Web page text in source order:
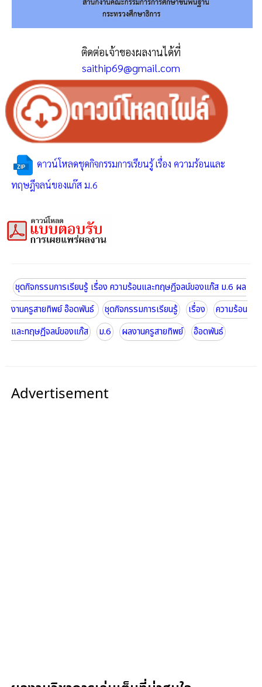
ติดต่อเจ้าของผลงานได้ที่
saithip69@gmail.com
ดาวน์โหลดชุดกิจกรรมการเรียนรู้ เรื่อง ความร้อนและ
ทฤษฎีจลน์ของแก๊ส ม.6
ชุดกิจกรรมการเรียนรู้ เรื่อง ความร้อนและทฤษฎีจลน์ของแก๊ส ม.6 ผล
งานครูสายทิพย์ อ๊อดพันธ์
ชุดกิจกรรมการเรียนรู้ เรื่อง
ความร้อน
และทฤษฎีจลน์ของแก๊ส
ม.6 ผลงานครูสายทิพย์ อ๊อดพันธ์
Advertisement